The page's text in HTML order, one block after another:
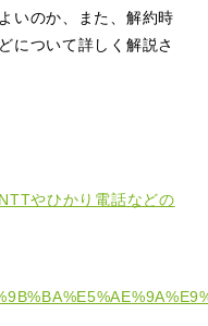
いのか、また、解約時
について詳しく解説さ
やひかり電話などの